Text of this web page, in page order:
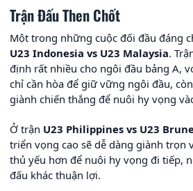
Trận Đấu Then Chốt
Một trong những cuộc đối đầu đáng
U23 Indonesia vs U23 Malaysia.
định rất nhiều cho ngôi đầu bảng A,
chỉ cần hòa để giữ vững ngôi đầu,
giành chiến thắng để nuôi hy vọng
Ở trận U23 Philippines vs U23
triển vọng cao sẽ dễ dàng giành trọn
thủ yếu hơn để nuôi hy vọng đi tiếp,
đấu khác thuận lợi.